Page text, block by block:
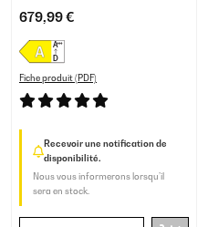
Blanc
679,99 €
Fiche produit (PDF)
Recevoir une notification de
disponibilité.
Nous vous informerons lorsqu’il
sera en stock.